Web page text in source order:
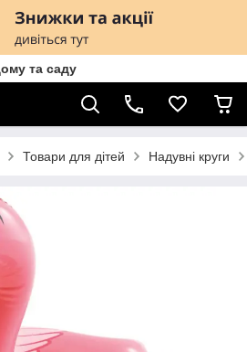
та саду
Товари для дітей Надувні круги